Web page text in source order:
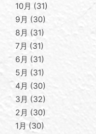
10月
31
9月
30
8月
31
7月
31
6月
31
5月
31
4月
30
3月
32
2月
30
1月
30